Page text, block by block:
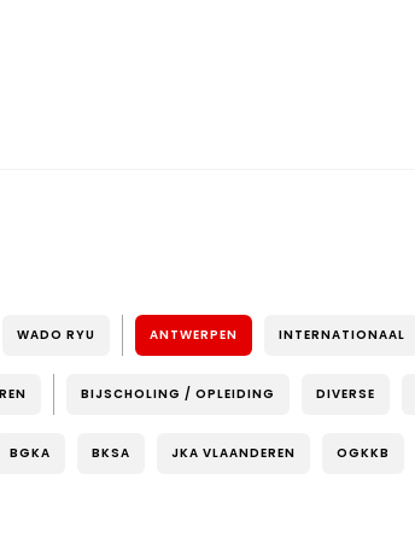
WADO RYU ANTWERPEN INTERNATIONAAL
BIJSCHOLING / OPLEIDING DIVERSE
BGKA BKSA JKA VLAANDEREN OGKKB